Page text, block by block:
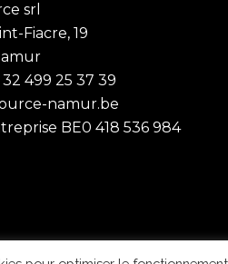
srl
Fiacre, 19
32 499 25 37 39
namur.be
BE0 418 536 984